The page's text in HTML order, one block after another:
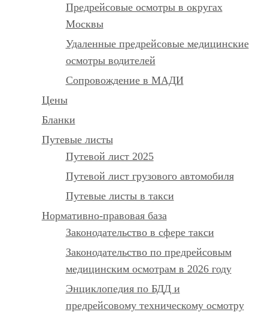
Предрейсовые осмотры в округах
Москвы
Удаленные предрейсовые медицинские
осмотры водителей
Сопровождение в МАДИ
Цены
Бланки
Путевые листы
Путевой лист 2025
Путевой лист грузового автомобиля
Путевые листы в такси
Нормативно-правовая база
Законодательство в сфере такси
Законодательство по предрейсовым
медицинским осмотрам в 2026 году
Энциклопедия по БДД и
предрейсовому техническому осмотру